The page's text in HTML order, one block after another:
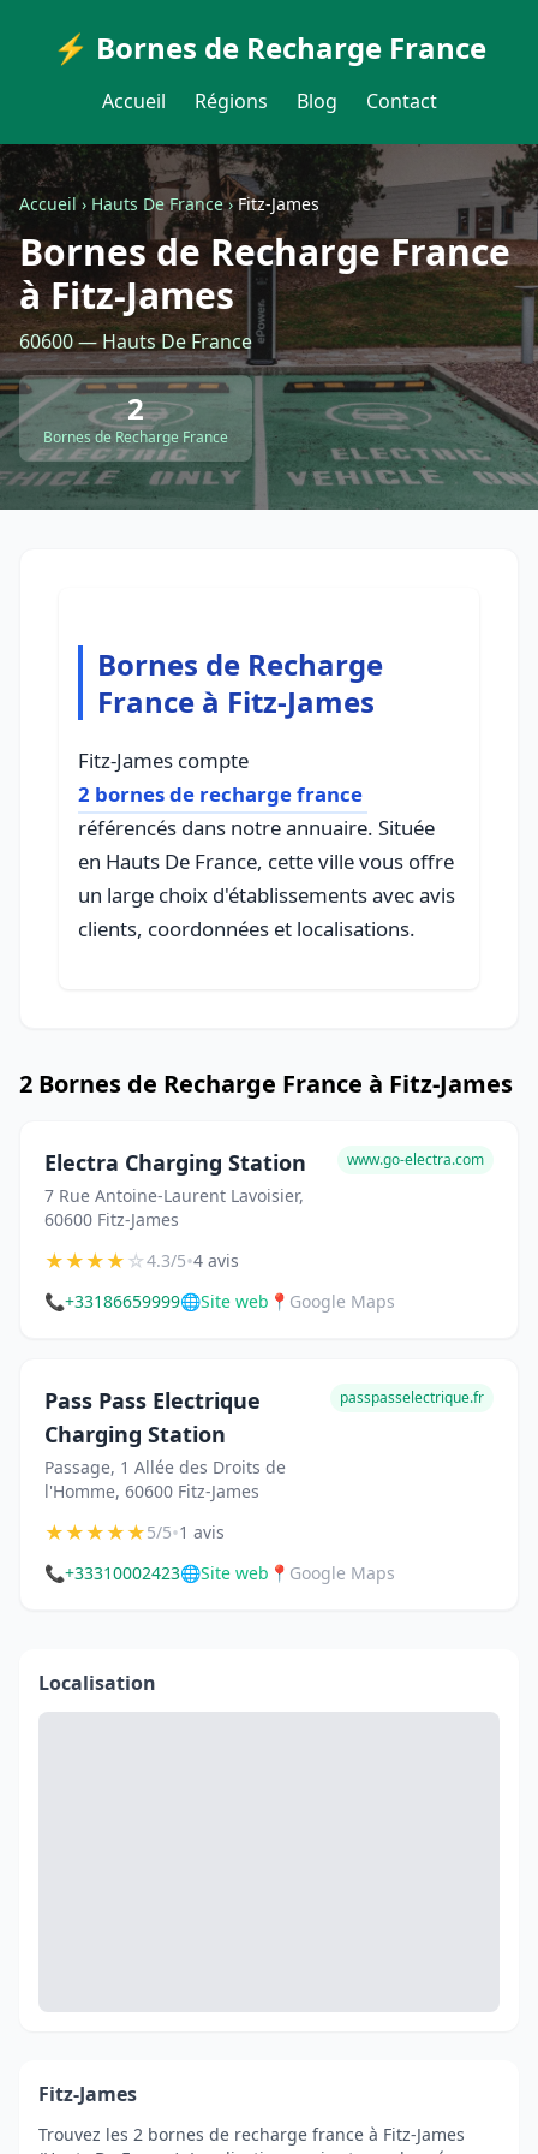
⚡ Bornes de Recharge France
Accueil Régions Blog Contact
Accueil›Hauts De France›Fitz-James
Bornes de Recharge France
à Fitz-James
60600 — Hauts De France
2
Bornes de Recharge France
Bornes de Recharge
France à Fitz-James
Fitz-James compte
2 bornes de recharge france
référencés dans notre annuaire. Située
en Hauts De France, cette ville vous offre
un large choix d'établissements avec avis
clients, coordonnées et localisations.
2 Bornes de Recharge France à Fitz-James
Electra Charging Station
7 Rue Antoine-Laurent Lavoisier,
60600 Fitz-James
www.go-electra.com
★★★★☆4.3/5•4 avis
📞+33186659999🌐Site web 📍 Google Maps
Pass Pass Electrique
Charging Station
Passage, 1 Allée des Droits de
l'Homme, 60600 Fitz-James
passpasselectrique.fr
★★★★★5/5•1 avis
📞+33310002423🌐Site web 📍 Google Maps
Localisation
Fitz-James
Trouvez les 2 bornes de recharge france à Fitz-James